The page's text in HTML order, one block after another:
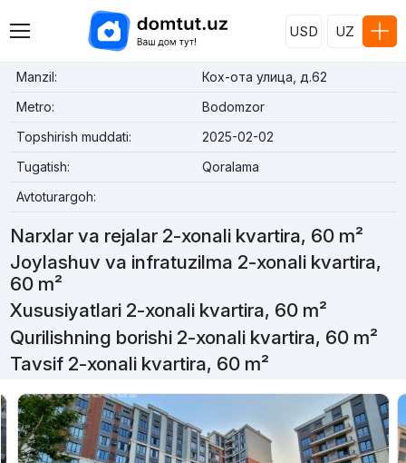
USD UZ
Manzil:
Кох-ота улица, д.62
Metro:
Bodomzor
Topshirish muddati:
2025-02-02
Tugatish:
Qoralama
Avtoturargoh:
Narxlar va rejalar 2-xonali kvartira, 60 m²
Joylashuv va infratuzilma 2-xonali kvartira,
60 m²
Xususiyatlari 2-xonali kvartira, 60 m²
Qurilishning borishi 2-xonali kvartira, 60 m²
Tavsif 2-xonali kvartira, 60 m²